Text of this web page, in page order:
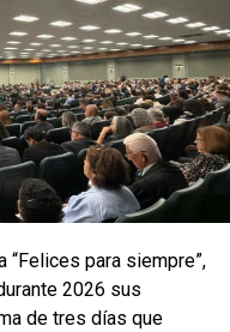
como Luciana. Los
un
todos salieron
sobre las
de la zona oeste de
el predio sea una
ocurrir con los edificios
las
y acaba
afirmó Galhardo en
“Felices para siempre”,
2026 sus
de tres días que